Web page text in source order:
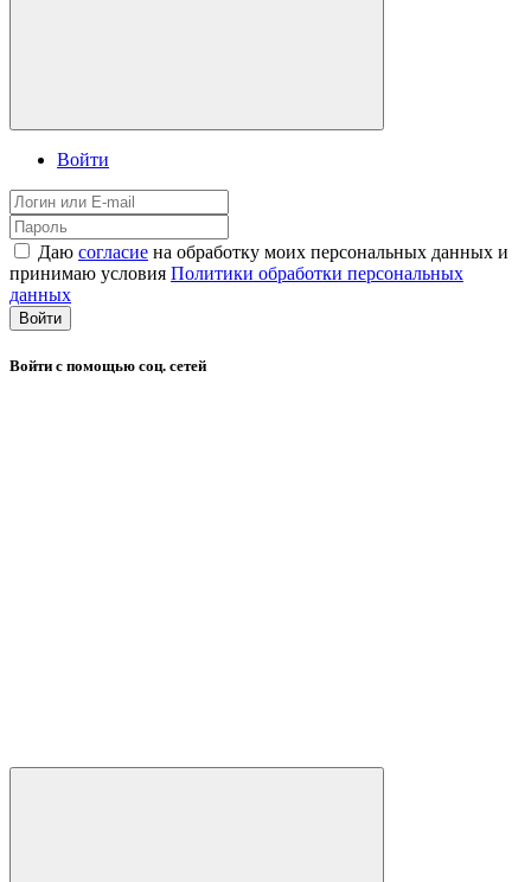
Войти
Даю согласие на обработку моих персональных данных и
принимаю условия Политики обработки персональных
данных
Войти
Войти с помощью соц. сетей